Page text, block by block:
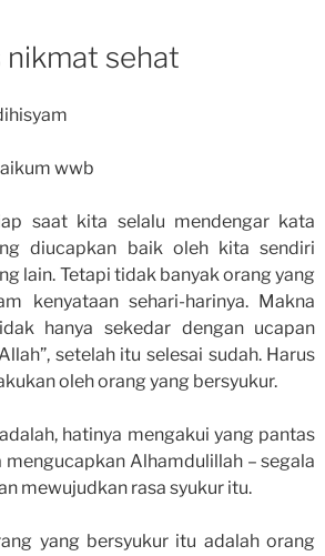
nikmat sehat
wwb
saat kita selalu mendengar kata
diucapkan baik oleh kita sendiri
lain. Tetapi tidak banyak orang yang
kenyataan sehari-harinya. Makna
hanya sekedar dengan ucapan
setelah itu selesai sudah. Harus
oleh orang yang bersyukur.
hatinya mengakui yang pantas
Alhamdulillah – segala
mewujudkan rasa syukur itu.
yang bersyukur itu adalah orang